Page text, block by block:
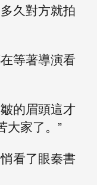
久對方就拍
等著導演看
的眉頭這才
大家了。”
看了眼秦書